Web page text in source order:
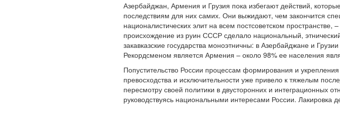
Азербайджан, Армения и Грузия пока избегают действий,
последствиям для них самих. Они выжидают, чем закончится
националистических элит на всем постсоветском
происхождение из руин СССР сделало национальный,
закавказские государства моноэтничны: в Азербайджане и
Рекордсменом является Армения – около 98% ее населения
Попустительство России процессам формирования и
превосходства и исключительности уже привело к тяжелым
пересмотру своей политики в двусторонних и интеграционных
руководствуясь национальными интересами России. Лакировка